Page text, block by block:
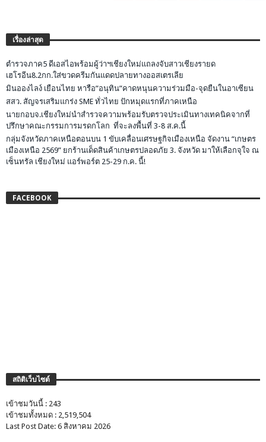
เรื่องล่าสุด
ตำรวจภาค5 ดีเอสไอพร้อมผู้ว่าฯเชียงใหม่แถลงจับสาวเชียงรายด
เฮโรอีน8.2กก.ใส่ขวดครีมกันแดดปลายทางออสเตรเลีย
มินอองไลง์ เยือนไทย หารือ”อนุทิน”คาดหนุนความร่วมมือ-จุดยืนในอาเซียน
สสว. สัญจรเสริมแกร่ง SME ทั่วไทย ปักหมุดแรกที่ภาคเหนือ
นายกอบจ.เชียงใหม่นำสำรวจความพร้อมรับตรวจประเมินทางเทคนิคจากที่
ปรึกษาคณะกรรมการมรดกโลก ที่จะลงพื้นที่ 3-8 ส.ค.นี้
กลุ่มจังหวัดภาคเหนือตอนบน 1 ขับเคลื่อนเศรษฐกิจเมืองเหนือ จัดงาน “เกษตร
เมืองเหนือ 2569” ยกร้านเด็ดสินค้าเกษตรปลอดภัย 3. จังหวัด มาให้เลือกจุใจ ณ
เซ็นทรัล เชียงใหม่ แอร์พอร์ต 25-29 ก.ค. นี้!
FACEBOOK
สถิติเว็บไซต์
เข้าชมวันนี้ : 243
เข้าชมทั้งหมด : 2,519,504
Last Post Date: 6 สิงหาคม 2026